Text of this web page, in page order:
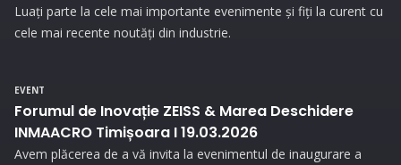
Luați parte la cele mai importante evenimente și fiți la curent cu
cele mai recente noutăți din industrie.
EVENT
Forumul de Inovație ZEISS & Marea Deschidere
INMAACRO Timișoara I 19.03.2026
Avem plăcerea de a vă invita la evenimentul de inaugurare a